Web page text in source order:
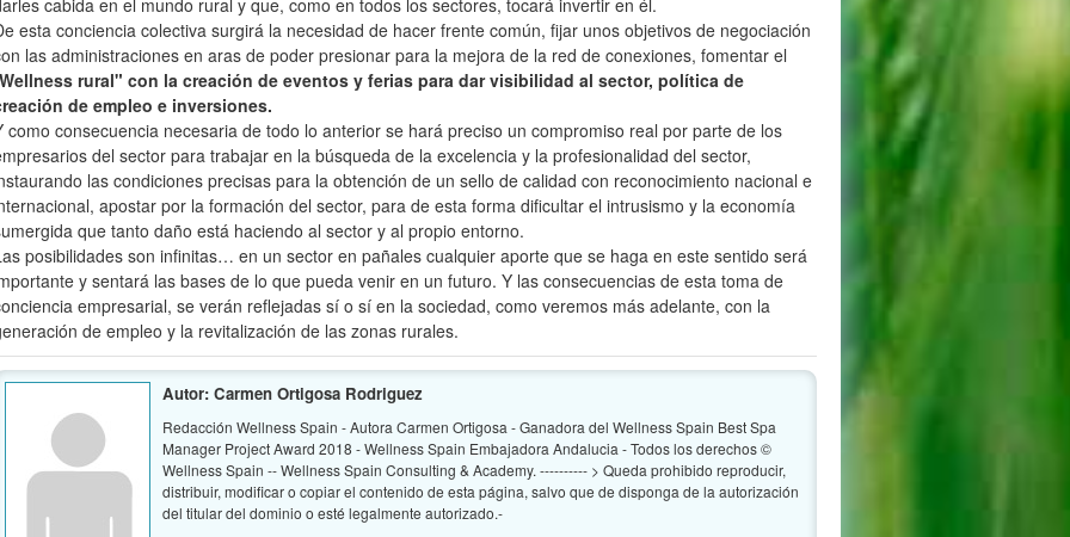
cabida en el mundo rural y que, como en todos los sectores, tocará invertir en él.
esta conciencia colectiva surgirá la necesidad de hacer frente común, fijar unos objetivos de negociación
las administraciones en aras de poder presionar para la mejora de la red de conexiones, fomentar el
Wellness rural" con la creación de eventos y ferias para dar visibilidad al sector, política de
de empleo e inversiones.
como consecuencia necesaria de todo lo anterior se hará preciso un compromiso real por parte de los
del sector para trabajar en la búsqueda de la excelencia y la profesionalidad del sector,
las condiciones precisas para la obtención de un sello de calidad con reconocimiento nacional e
apostar por la formación del sector, para de esta forma dificultar el intrusismo y la economía
que tanto daño está haciendo al sector y al propio entorno.
posibilidades son infinitas… en un sector en pañales cualquier aporte que se haga en este sentido será
y sentará las bases de lo que pueda venir en un futuro. Y las consecuencias de esta toma de
empresarial, se verán reflejadas sí o sí en la sociedad, como veremos más adelante, con la
de empleo y la revitalización de las zonas rurales.
Autor: Carmen Ortigosa Rodriguez
Redacción Wellness Spain - Autora Carmen Ortigosa - Ganadora del Wellness Spain Best Spa
Manager Project Award 2018 - Wellness Spain Embajadora Andalucia - Todos los derechos ©
Wellness Spain -- Wellness Spain Consulting & Academy. ---------- > Queda prohibido reproducir,
distribuir, modificar o copiar el contenido de esta página, salvo que de disponga de la autorización
del titular del dominio o esté legalmente autorizado.-